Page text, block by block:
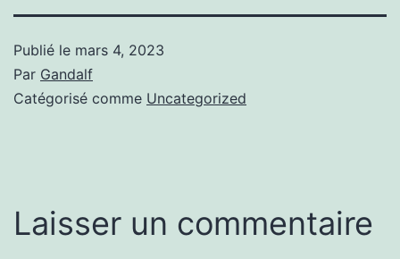
Publié le mars 4, 2023
Par Gandalf
Catégorisé comme Uncategorized
Laisser un commentaire